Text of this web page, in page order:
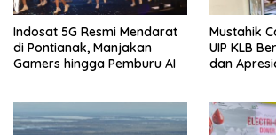
Indosat 5G Resmi Mendarat
di Pontianak, Manjakan
Gamers hingga Pemburu AI
Mustahik
UIP KLB
dan